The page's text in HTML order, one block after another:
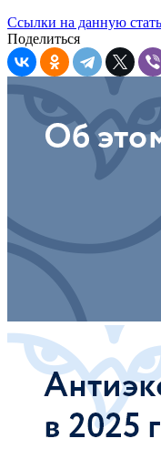
Ссылки на данную
Поделиться